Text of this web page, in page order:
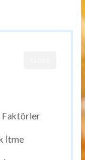
Faktörler
İtme